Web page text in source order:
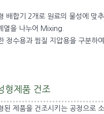
배합기 2개로 원료의 물성에 맞
열을 나누어 Mixing.
정수용과 찜질 지압용을 구분하
형제품 건조
된 제품을 건조시키는 공정으로